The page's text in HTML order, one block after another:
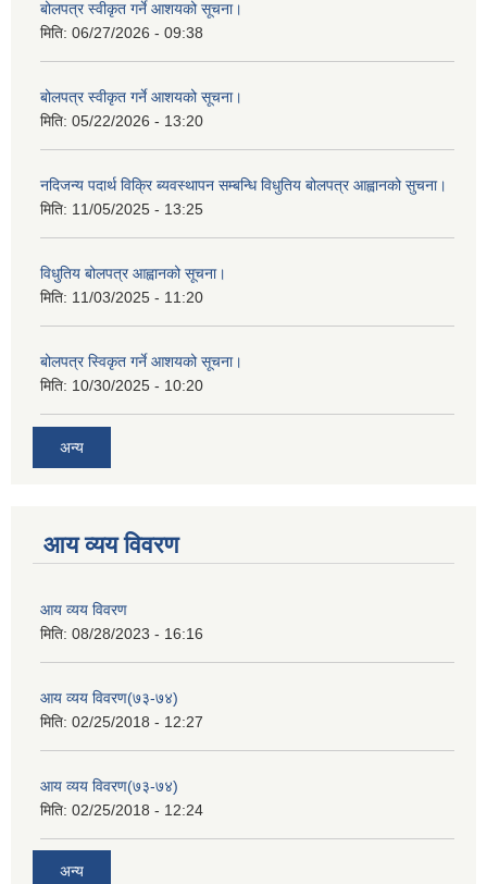
बोलपत्र स्वीकृत गर्ने आशयको सूचना।
मिति: 06/27/2026 - 09:38
बोलपत्र स्वीकृत गर्ने आशयको सूचना।
मिति: 05/22/2026 - 13:20
नदिजन्य पदार्थ विक्रि ब्यवस्थापन सम्बन्धि विधुतिय बोलपत्र आह्वानको सुचना।
मिति: 11/05/2025 - 13:25
विधुतिय बोलपत्र आह्वानको सूचना।
मिति: 11/03/2025 - 11:20
बोलपत्र स्विकृत गर्ने आशयको सूचना।
मिति: 10/30/2025 - 10:20
अन्य
आय व्यय विवरण
आय व्यय विवरण
मिति: 08/28/2023 - 16:16
आय व्यय विवरण(७३-७४)
मिति: 02/25/2018 - 12:27
आय व्यय विवरण(७३-७४)
मिति: 02/25/2018 - 12:24
अन्य